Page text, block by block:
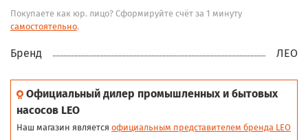
Покупаете как юр. лицо? Сформируйте счёт за 1 минуту
самостоятельно.
Бренд ЛЕО
Официальный дилер промышленных и бытовых
насосов LEO
Наш магазин является официальным представителем бренда LEO